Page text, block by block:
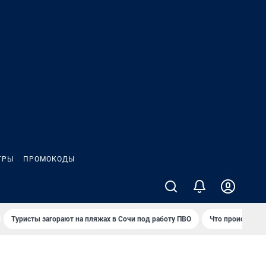
ПРОМОКОДЫ
Туристы загорают на пляжах в Сочи под работу ПВО Что происходит